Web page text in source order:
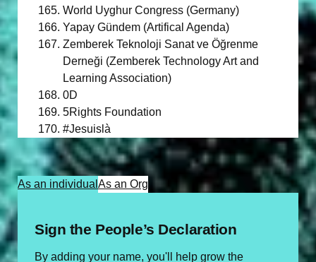
World Uyghur Congress (Germany)
Yapay Gündem (Artifical Agenda)
Zemberek Teknoloji Sanat ve Öğrenme
Derneği (Zemberek Technology Art and
Learning Association)
0D
5Rights Foundation
#Jesuislà
As an individual As an Org
Sign the People’s Declaration
By adding your name, you'll help grow the